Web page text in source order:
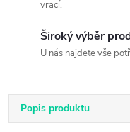
vrací.
Široký výběr
U nás najdete vše
Popis produktu